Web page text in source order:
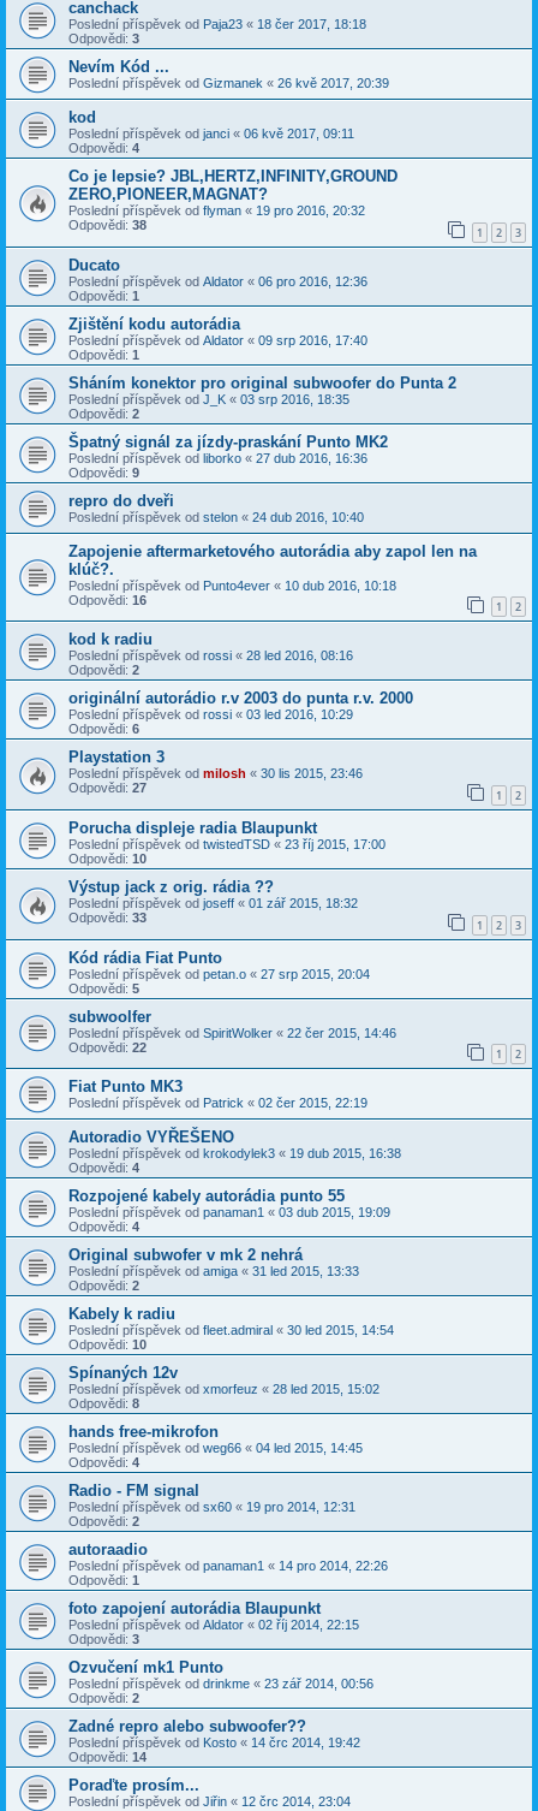
canchack
Poslední příspěvek od Paja23 « 18 čer 2017, 18:18
Odpovědi: 3
Nevím Kód ...
Poslední příspěvek od Gizmanek « 26 kvě 2017, 20:39
kod
Poslední příspěvek od janci « 06 kvě 2017, 09:11
Odpovědi: 4
Co je lepsie? JBL,HERTZ,INFINITY,GROUND
ZERO,PIONEER,MAGNAT?
Poslední příspěvek od flyman « 19 pro 2016, 20:32
Odpovědi: 38 1 2 3
Ducato
Poslední příspěvek od Aldator « 06 pro 2016, 12:36
Odpovědi: 1
Zjištění kodu autorádia
Poslední příspěvek od Aldator « 09 srp 2016, 17:40
Odpovědi: 1
Sháním konektor pro original subwoofer do Punta 2
Poslední příspěvek od J_K « 03 srp 2016, 18:35
Odpovědi: 2
Špatný signál za jízdy-praskání Punto MK2
Poslední příspěvek od liborko « 27 dub 2016, 16:36
Odpovědi: 9
repro do dveři
Poslední příspěvek od stelon « 24 dub 2016, 10:40
Zapojenie aftermarketového autorádia aby zapol len na
klúč?.
Poslední příspěvek od Punto4ever « 10 dub 2016, 10:18
Odpovědi: 16 1 2
kod k radiu
Poslední příspěvek od rossi « 28 led 2016, 08:16
Odpovědi: 2
originální autorádio r.v 2003 do punta r.v. 2000
Poslední příspěvek od rossi « 03 led 2016, 10:29
Odpovědi: 6
Playstation 3
Poslední příspěvek od milosh « 30 lis 2015, 23:46
Odpovědi: 27 1 2
Porucha displeje radia Blaupunkt
Poslední příspěvek od twistedTSD « 23 říj 2015, 17:00
Odpovědi: 10
Výstup jack z orig. rádia ??
Poslední příspěvek od joseff « 01 zář 2015, 18:32
Odpovědi: 33 1 2 3
Kód rádia Fiat Punto
Poslední příspěvek od petan.o « 27 srp 2015, 20:04
Odpovědi: 5
subwoolfer
Poslední příspěvek od SpiritWolker « 22 čer 2015, 14:46
Odpovědi: 22 1 2
Fiat Punto MK3
Poslední příspěvek od Patrick « 02 čer 2015, 22:19
Autoradio VYŘEŠENO
Poslední příspěvek od krokodylek3 « 19 dub 2015, 16:38
Odpovědi: 4
Rozpojené kabely autorádia punto 55
Poslední příspěvek od panaman1 « 03 dub 2015, 19:09
Odpovědi: 4
Original subwofer v mk 2 nehrá
Poslední příspěvek od amiga « 31 led 2015, 13:33
Odpovědi: 2
Kabely k radiu
Poslední příspěvek od fleet.admiral « 30 led 2015, 14:54
Odpovědi: 10
Spínaných 12v
Poslední příspěvek od xmorfeuz « 28 led 2015, 15:02
Odpovědi: 8
hands free-mikrofon
Poslední příspěvek od weg66 « 04 led 2015, 14:45
Odpovědi: 4
Radio - FM signal
Poslední příspěvek od sx60 « 19 pro 2014, 12:31
Odpovědi: 2
autoraadio
Poslední příspěvek od panaman1 « 14 pro 2014, 22:26
Odpovědi: 1
foto zapojení autorádia Blaupunkt
Poslední příspěvek od Aldator « 02 říj 2014, 22:15
Odpovědi: 3
Ozvučení mk1 Punto
Poslední příspěvek od drinkme « 23 zář 2014, 00:56
Odpovědi: 2
Zadné repro alebo subwoofer??
Poslední příspěvek od Kosto « 14 črc 2014, 19:42
Odpovědi: 14
Poraďte prosím...
Poslední příspěvek od Jiřin « 12 črc 2014, 23:04